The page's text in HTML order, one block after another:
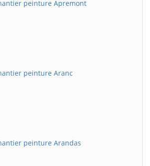
peinture Apremont
peinture Aranc
peinture Arandas